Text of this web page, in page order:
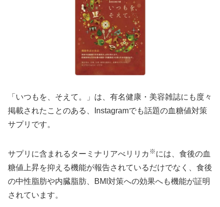
「いつもを、そえて。」は、有名健康・美容雑誌にも度々
掲載されたことのある、Instagramでも話題の血糖値対策
サプリです。
サプリに含まれるターミナリアべリリカ ※ には、食後の血
糖値上昇を抑える機能が報告されているだけでなく、食後
の中性脂肪や内臓脂肪、BMI対策への効果へも機能が証明
されています。